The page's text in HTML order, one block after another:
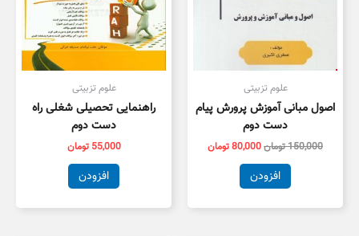
علوم تزبیتی
اصول مبانی آموزش پرورش پیام
دست دوم
150,000تومان80,000تومان
افزودن
علوم تزبیتی
راهنمایی تحصیلی شغلی راه
دست دوم
55,000 تومان
افزودن